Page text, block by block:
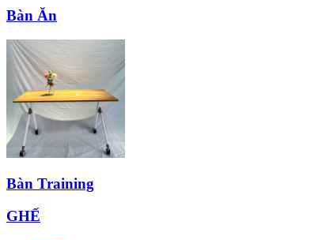
Bàn Ăn
Bàn Training
GHẾ